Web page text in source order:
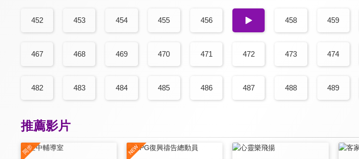
452 453 454 455 456 457 458 459
467 468 469 470 471 472 473 474
482 483 484 485 486 487 488 489
推薦影片